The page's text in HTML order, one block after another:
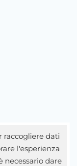
raccogliere dati
l'esperienza
necessario dare